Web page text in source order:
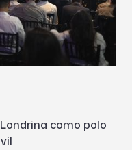
como polo